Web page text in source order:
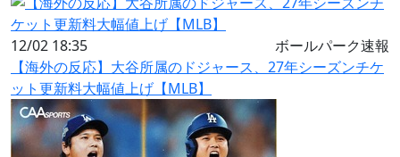
12/02 18:35
ボールパーク速報
【海外の反応】大谷所属のドジャース、27年シーズンチケ
ット更新料大幅値上げ【MLB】